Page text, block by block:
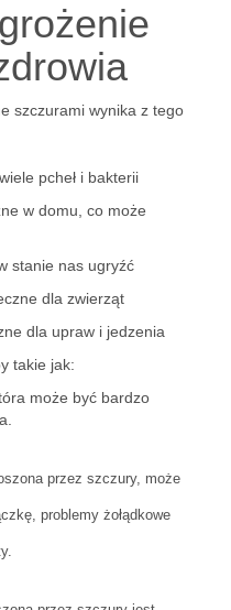
szczurami wynika z tego
pcheł i bakterii
w domu, co może
stanie nas ugryźć
dla zwierząt
dla upraw i jedzenia
takie jak:
może być bardzo
przez szczury, może
problemy żołądkowe